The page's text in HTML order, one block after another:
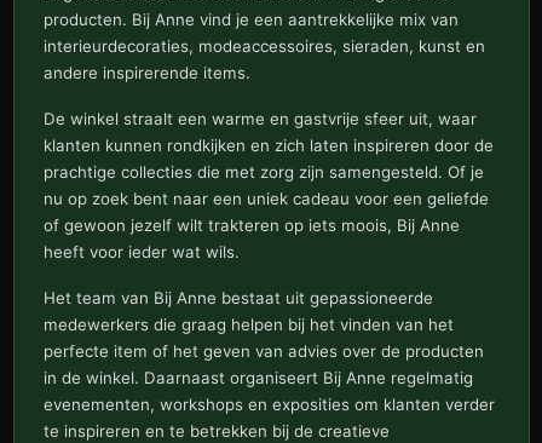
producten. Bij Anne vind je een aantrekkelijke mix van
interieurdecoraties, modeaccessoires, sieraden, kunst en
andere inspirerende items.
De winkel straalt een warme en gastvrije sfeer uit, waar
klanten kunnen rondkijken en zich laten inspireren door de
prachtige collecties die met zorg zijn samengesteld. Of je
nu op zoek bent naar een uniek cadeau voor een geliefde
of gewoon jezelf wilt trakteren op iets moois, Bij Anne
heeft voor ieder wat wils.
Het team van Bij Anne bestaat uit gepassioneerde
medewerkers die graag helpen bij het vinden van het
perfecte item of het geven van advies over de producten
in de winkel. Daarnaast organiseert Bij Anne regelmatig
evenementen, workshops en exposities om klanten verder
te inspireren en te betrekken bij de creatieve